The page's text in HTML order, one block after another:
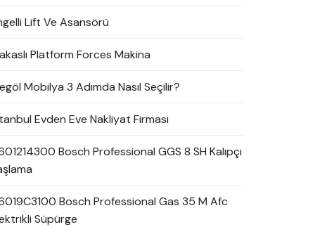
Lift Ve Asansörü
Platform Forces Makina
Mobilya 3 Adımda Nasıl Seçilir?
Evden Eve Nakliyat Firması
Bosch Professional GGS 8 SH Kalıpçı
Bosch Professional Gas 35 M Afc
Süpürge